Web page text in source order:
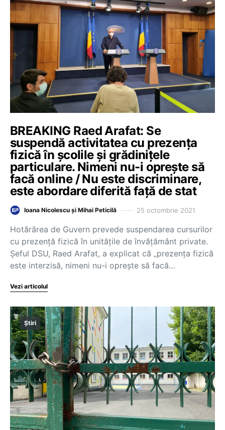
BREAKING Raed Arafat: Se
suspendă activitatea cu prezența
fizică în școlile și grădinițele
particulare. Nimeni nu-i oprește să
facă online / Nu este discriminare,
este abordare diferită față de stat
Ioana Nicolescu și Mihai Peticilă 25 octombrie 2021
Hotărârea de Guvern prevede suspendarea cursurilor
cu prezență fizică în unitățile de învățământ private.
Șeful DSU, Raed Arafat, a explicat că „prezența fizică
este interzisă, nimeni nu-i oprește să facă…
Vezi articolul
Știri